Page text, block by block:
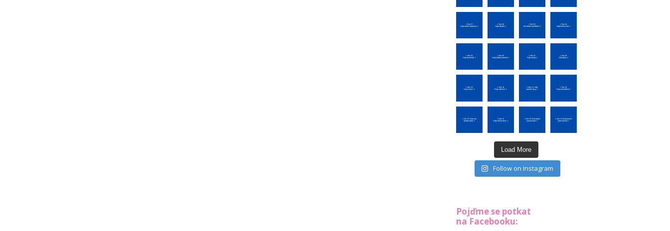
Load More
Follow on Instagram
Pojďme se potkat
na Facebooku: